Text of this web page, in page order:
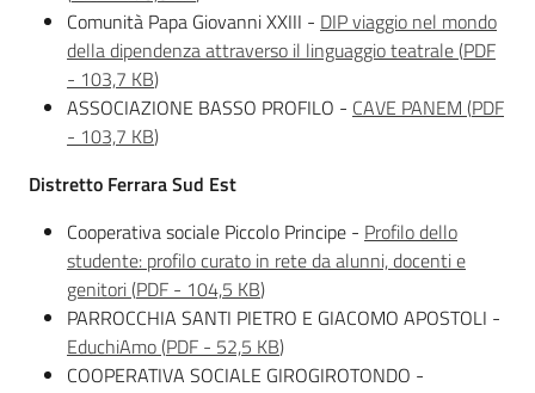
Comunità Papa Giovanni XXIII - DIP viaggio nel mondo
della dipendenza attraverso il linguaggio teatrale(PDF
- 103,7 KB)
ASSOCIAZIONE BASSO PROFILO - CAVE PANEM (PDF
- 103,7 KB)
Distretto Ferrara Sud Est
Cooperativa sociale Piccolo Principe - Profilo dello
studente: profilo curato in rete da alunni, docenti e
genitori(PDF - 104,5 KB)
PARROCCHIA SANTI PIETRO E GIACOMO APOSTOLI -
EduchiAmo(PDF - 52,5 KB)
COOPERATIVA SOCIALE GIROGIROTONDO -